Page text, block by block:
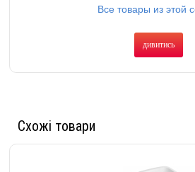
Все товары из этой
дивитись
Схожі товари